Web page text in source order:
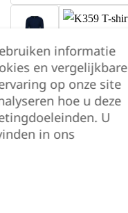
informatie
en vergelijkbare
op onze site
hoe u deze
U
in ons